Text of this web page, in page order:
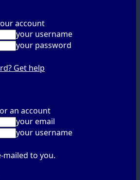
account
your username
your password
Get help
an account
your email
your username
mailed to you.